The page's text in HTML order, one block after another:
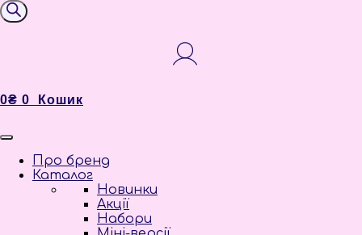
товарів
0₴ 0 Кошик
Про бренд
Каталог
Новинки
Акції
Набори